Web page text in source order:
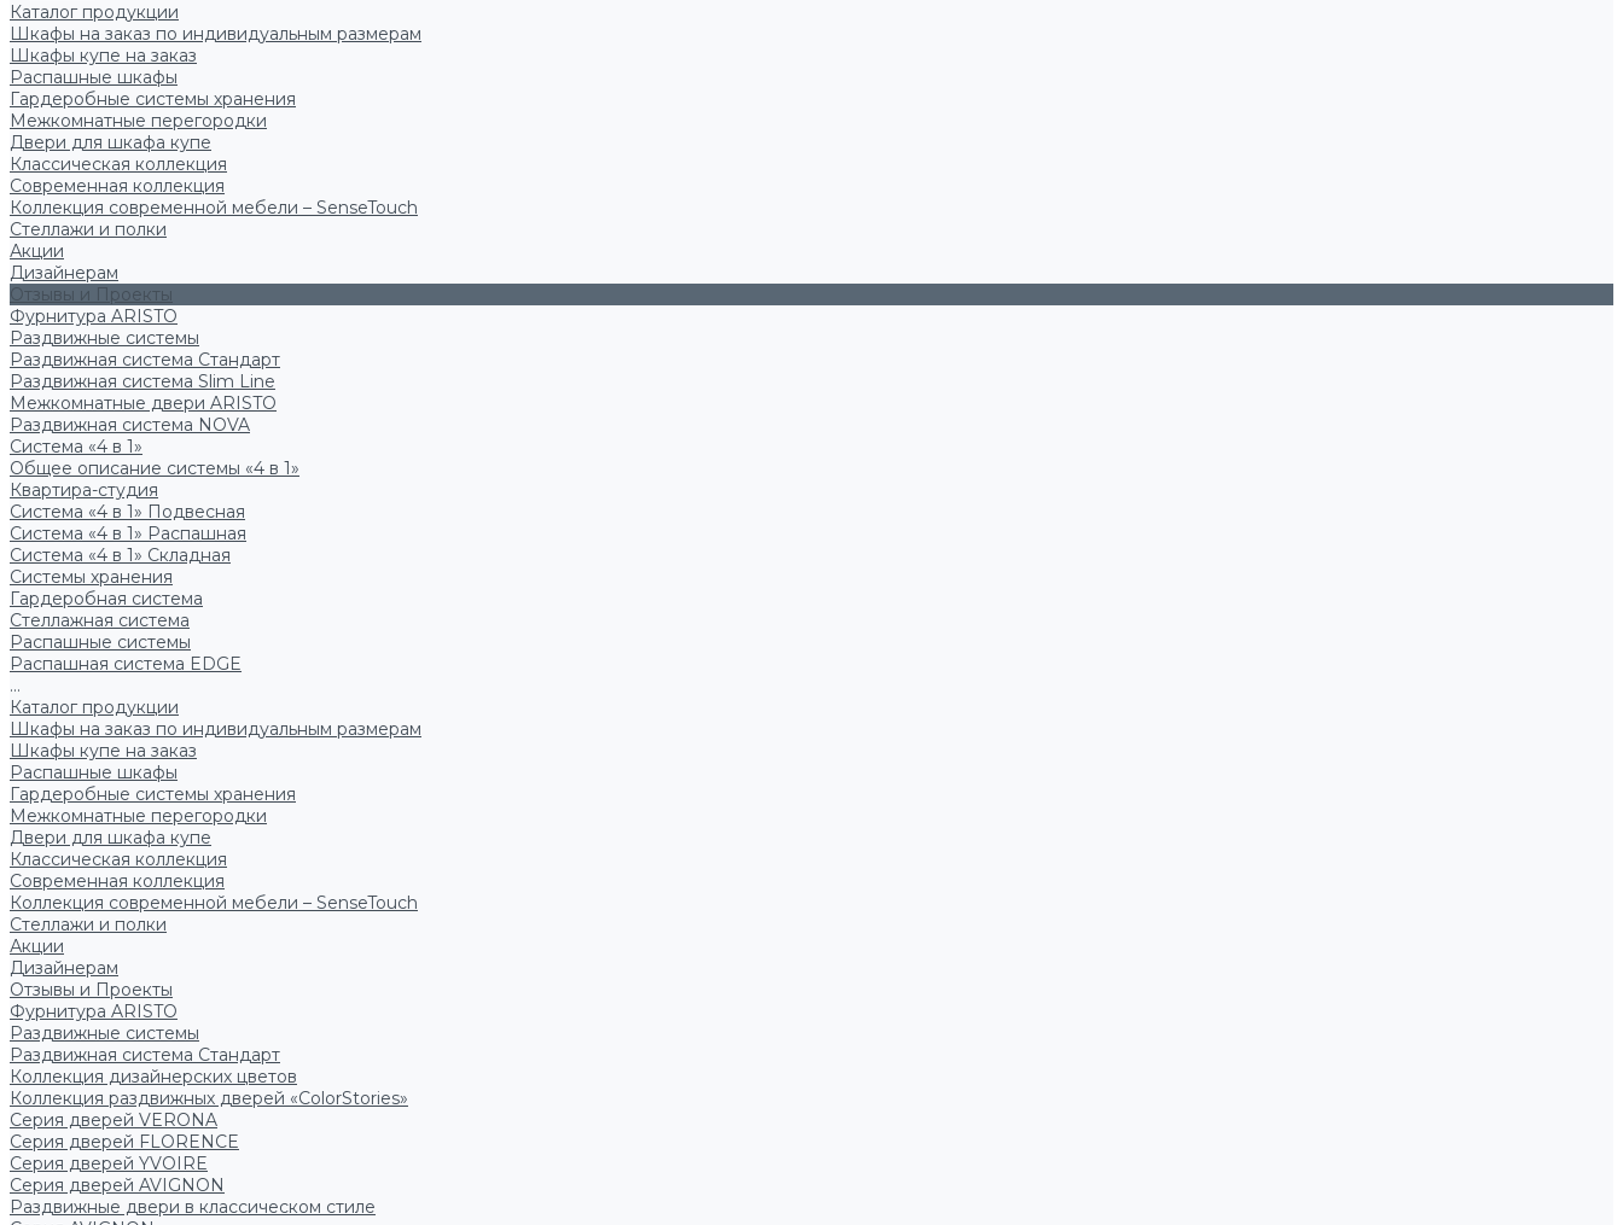
Каталог продукции
Шкафы на заказ по индивидуальным размерам
Шкафы купе на заказ
Распашные шкафы
Гардеробные системы хранения
Межкомнатные перегородки
Двери для шкафа купе
Классическая коллекция
Современная коллекция
Коллекция современной мебели – SenseTouch
Стеллажи и полки
Акции
Дизайнерам
Отзывы и Проекты
Фурнитура ARISTO
Раздвижные системы
Раздвижная система Стандарт
Раздвижная система Slim Line
Межкомнатные двери ARISTO
Раздвижная система NOVA
Система «4 в 1»
Общее описание системы «4 в 1»
Квартира-студия
Система «4 в 1» Подвесная
Система «4 в 1» Распашная
Система «4 в 1» Складная
Системы хранения
Гардеробная система
Стеллажная система
Распашные системы
Распашная система EDGE
...
Каталог продукции
Шкафы на заказ по индивидуальным размерам
Шкафы купе на заказ
Распашные шкафы
Гардеробные системы хранения
Межкомнатные перегородки
Двери для шкафа купе
Классическая коллекция
Современная коллекция
Коллекция современной мебели – SenseTouch
Стеллажи и полки
Акции
Дизайнерам
Отзывы и Проекты
Фурнитура ARISTO
Раздвижные системы
Раздвижная система Стандарт
Коллекция дизайнерских цветов
Коллекция раздвижных дверей «ColorStories»
Серия дверей VERONA
Серия дверей FLORENCE
Серия дверей YVOIRE
Серия дверей AVIGNON
Раздвижные двери в классическом стиле